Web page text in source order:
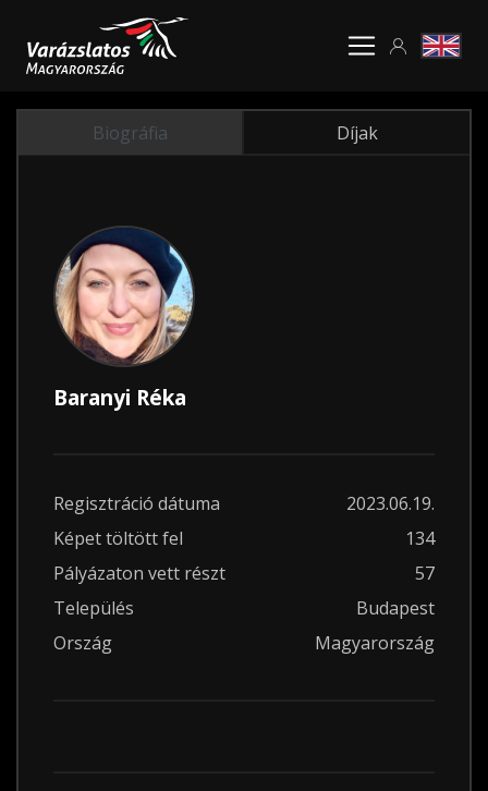
Biográfia Díjak
Baranyi Réka
Regisztráció dátuma
2023.06.19.
Képet töltött fel
134
Pályázaton vett részt
57
Település
Budapest
Ország
Magyarország